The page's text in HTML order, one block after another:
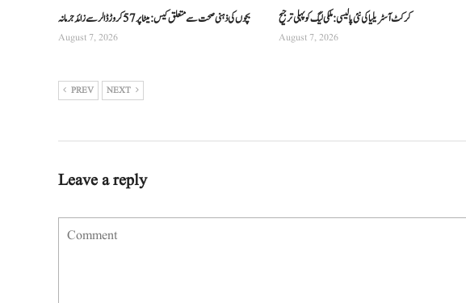
بچوں کی ذہنی صحت سے متعلق کیس: میٹا پر 57 کروڑ ڈالر سے زائد جرمانہ
August 7, 2026
کرکٹ آسٹریلیا کی نئی پالیسی: ملکی لیگ کو پہلی ترجیح
August 7, 2026
PREV NEXT
Leave a reply